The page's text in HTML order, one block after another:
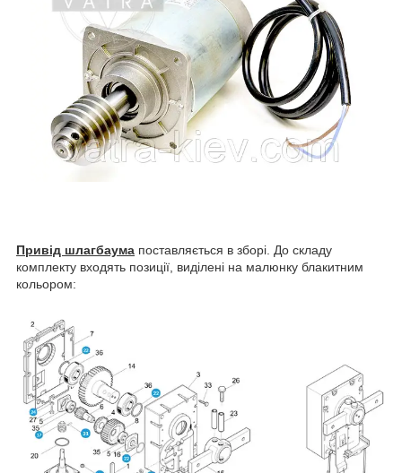
Привід шлагбаума поставляється в зборі. До складу
комплекту входять позиції, виділені на малюнку блакитним
кольором: